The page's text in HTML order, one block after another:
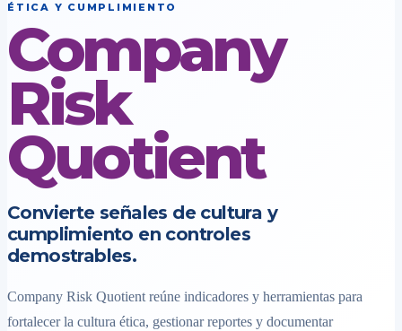
ÉTICA Y CUMPLIMIENTO
Company
Risk
Quotient
Convierte señales de cultura y
cumplimiento en controles
demostrables.
Company Risk Quotient reúne indicadores y herramientas para
fortalecer la cultura ética, gestionar reportes y documentar